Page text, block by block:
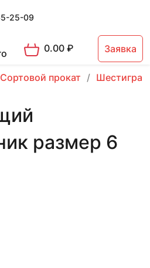
25-09
0.00₽ Заявка
Сортовой прокат
размер 6